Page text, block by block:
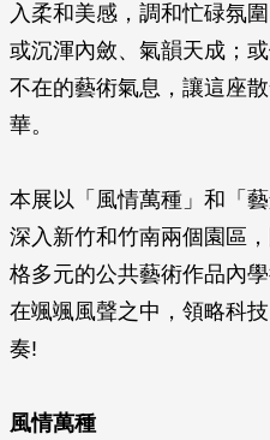
入柔和美感，調和忙碌氛
或沉渾內斂、氣韻天成；
不在的藝術氣息，讓這座
華。
本展以「風情萬種」和「
深入新竹和竹南兩個園區
格多元的公共藝術作品內
在颯颯風聲之中，領略科
奏!
風情萬種